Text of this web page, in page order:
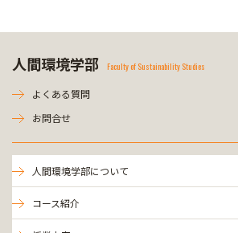
人間環境学部 Faculty of Sustainability Studies
よくある質問
お問合せ
人間環境学部について
コース紹介